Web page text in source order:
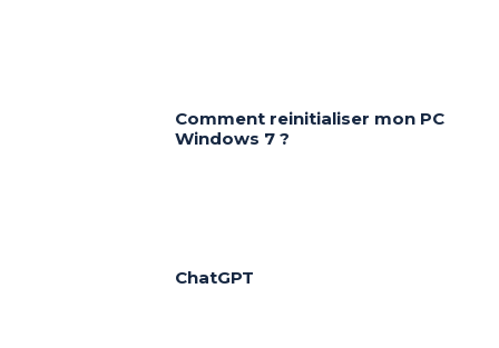
Comment reinitialiser mon PC
Windows 7 ?
ChatGPT